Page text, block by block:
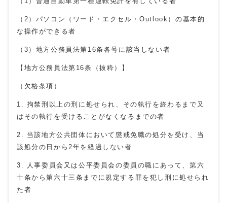
（2）パソコン（ワード・エクセル・Outlook ）の基本的
な操作ができる者
（3）地方公務員法第 16条各号に該当しない者
【地方公務員法第 16条（抜粋）】
（欠格条項）
1 . 拘禁刑 以上の刑に処せられ、その執行を終わるまで又
はその執行を受けることがなくなるまでの者
2
当該地方公共団体において懲戒免職の処分を受け、当
該処分の日から2年を経過しない者
3
人事委員会又は公平委員会の委員の職にあって、第六
十条から第六十三条までに規定する罪を犯し刑に処せられ
た者